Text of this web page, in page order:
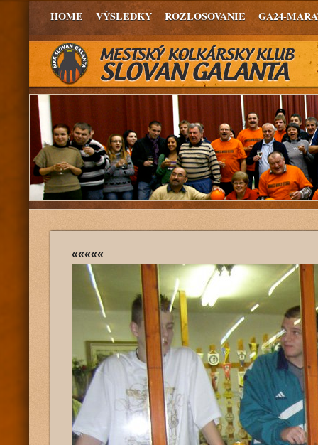
HOME VÝSLEDKY ROZLOSOVANIE GA24-
«««««